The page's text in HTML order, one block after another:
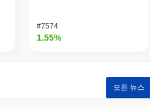
니다. 인센티브는 스테이킹 보상을
워크 참여에 대한 보상을 받으며, 악
안전한 환경을 조성하는 데 기여합니
사 및 이해관계자가 변경 사항을 제안
#7574
1.55%
모든 뉴스